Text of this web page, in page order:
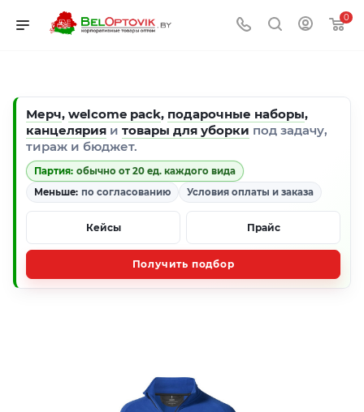
0
Мерч, welcome pack, подарочные наборы,
канцелярия и товары для уборки под задачу,
тираж и бюджет.
Партия: обычно от 20 ед. каждого вида
Меньше: по согласованию Условия оплаты и заказа
Кейсы Прайс
Получить подбор